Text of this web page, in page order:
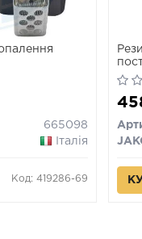
665098
Італія
Код: 419286-69